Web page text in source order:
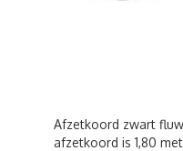
Afzetkoord zwart
afzetkoord is 1,80